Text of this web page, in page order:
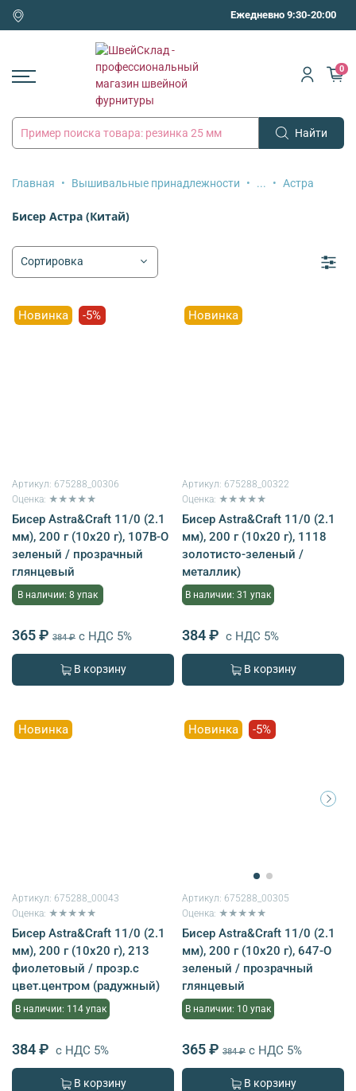
Ежедневно 9:30-20:00
Найти
0
Главная Вышивальные принадлежности ... Астра
Бисер Астра (Китай)
Новинка -5%
Артикул: 675288_00306
Оценка: ★★★★★
Бисер Astra&Craft 11/0 (2.1
мм), 200 г (10х20 г), 107B-O
зеленый / прозрачный
глянцевый
В наличии: 8 упак
365 ₽ 384 ₽ с НДС 5%
В корзину
Новинка
Артикул: 675288_00322
Оценка: ★★★★★
Бисер Astra&Craft 11/0 (2.1
мм), 200 г (10х20 г), 1118
золотисто-зеленый /
металлик)
В наличии: 31 упак
384 ₽ с НДС 5%
В корзину
Новинка
Артикул: 675288_00043
Оценка: ★★★★★
Бисер Astra&Craft 11/0 (2.1
мм), 200 г (10х20 г), 213
фиолетовый / прозр.с
цвет.центром (радужный)
В наличии: 114 упак
384 ₽ с НДС 5%
В корзину
Новинка -5%
Артикул: 675288_00305
Оценка: ★★★★★
Бисер Astra&Craft 11/0 (2.1
мм), 200 г (10х20 г), 647-O
зеленый / прозрачный
глянцевый
В наличии: 10 упак
365 ₽ 384 ₽ с НДС 5%
В корзину